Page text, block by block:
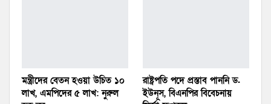
মন্ত্রীদের বেতন হওয়া উচিত ১০
লাখ, এমপিদের ৫ লাখ: নুরুল
রাষ্ট্রপতি পদে প্রস্তাব পাননি ড.
ইউনূস, বিএনপির বিবেচনায়